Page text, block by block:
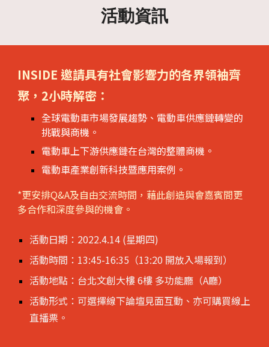
活動資訊
INSIDE 邀請具有社會影響力的各界領袖齊
聚，2小時解密：
全球電動車市場發展趨勢、電動車供應鏈轉變的
挑戰與商機。
電動車上下游供應鏈在台灣的整體商機。
電動車產業創新科技暨應用案例。
*更安排Q&A及自由交流時間，藉此創造與會嘉賓間更
多合作和深度參與的機會。
活動日期：2022.4.14 (星期四)
活動時間：13:45-16:35（13:20 開放入場報到）
活動地點：台北文創大樓 6樓 多功能廳（A廳）
活動形式：可選擇線下論壇見面互動、亦可購買線上
直播票。